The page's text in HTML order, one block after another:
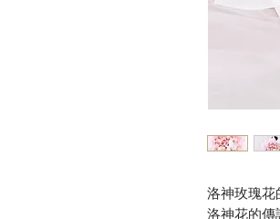
洛神玫瑰花
洛神花的傳